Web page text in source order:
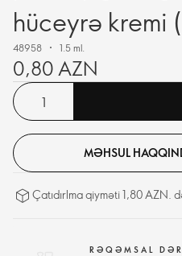
hüceyrə kremi
48958 1.5 ml.
0,80 AZN
MƏHSUL
Çatıdırlma qiyməti 1,80 AZN.
RƏQƏMSAL